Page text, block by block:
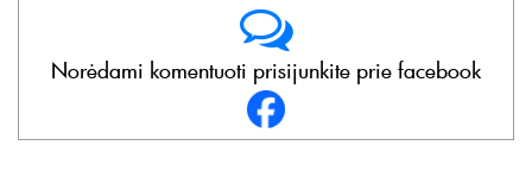
Norėdami komentuoti prisijunkite prie facebook